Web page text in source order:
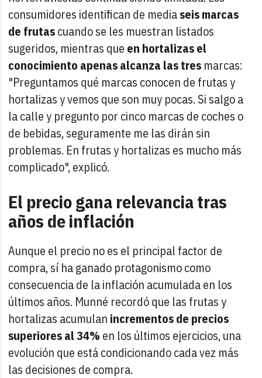
consumidores identifican de mediaseis marcas
de frutascuando se les muestran listados
sugeridos, mientras que en hortalizas el
conocimiento apenas alcanza las tres marcas:
"Preguntamos qué marcas conocen de frutas y
hortalizas y vemos que son muy pocas. Si salgo a
la calle y pregunto por cinco marcas de coches o
de bebidas, seguramente me las dirán sin
problemas. En frutas y hortalizas es mucho más
complicado", explicó.
El precio gana relevancia tras
años de inflación
Aunque el precio no es el principal factor de
compra, sí ha ganado protagonismo como
consecuencia de la inflación acumulada en los
últimos años. Munné recordó que las frutas y
hortalizas acumulan incrementos de precios
superiores al 34% en los últimos ejercicios, una
evolución que está condicionando cada vez más
las decisiones de compra.